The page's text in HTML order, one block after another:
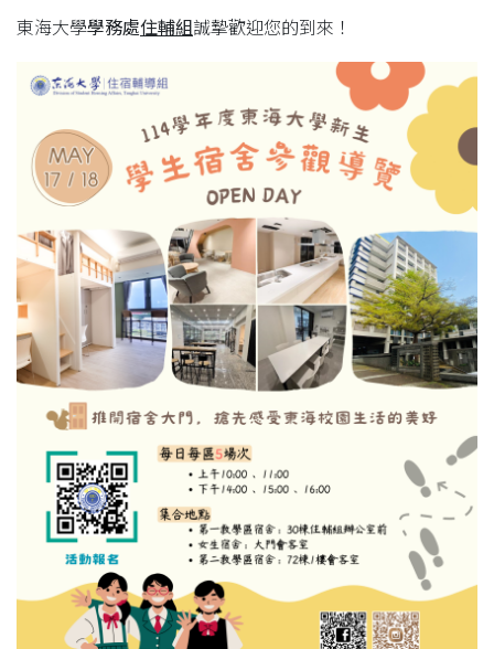
東海大學學務處住輔組 誠摯歡迎您的到來！